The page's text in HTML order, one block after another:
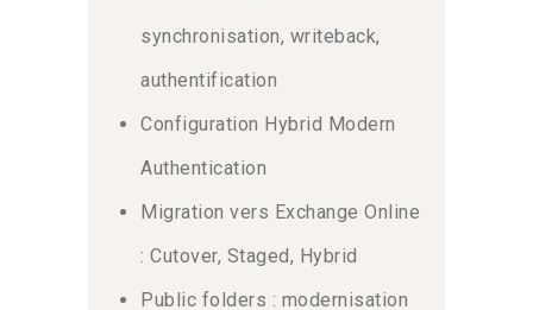
synchronisation, writeback,
authentification
Configuration Hybrid Modern
Authentication
Migration vers Exchange Online
: Cutover, Staged, Hybrid
Public folders : modernisation